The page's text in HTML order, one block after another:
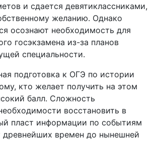
и сдается девятиклассниками,
желанию. Однако
осознают необходимость для
госэкзамена из-за планов
специальности.
подготовка к ОГЭ по истории
кто желает получить на этом
балл. Сложность
восстановить в
пласт информации по событиям
древнейших времен до нынешней